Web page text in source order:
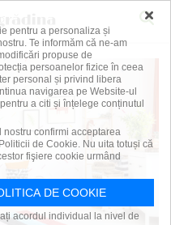
×
pentru a personaliza și
Te informăm că ne-am
propuse de
persoanelor fizice în ceea
personal și privind libera
navigarea pe Website-ul
a citi și înțelege conținutul
confirmi acceptarea
de Cookie. Nu uita totuși că
fişiere cookie urmând
DE COOKIE
acordul individual la nivel de